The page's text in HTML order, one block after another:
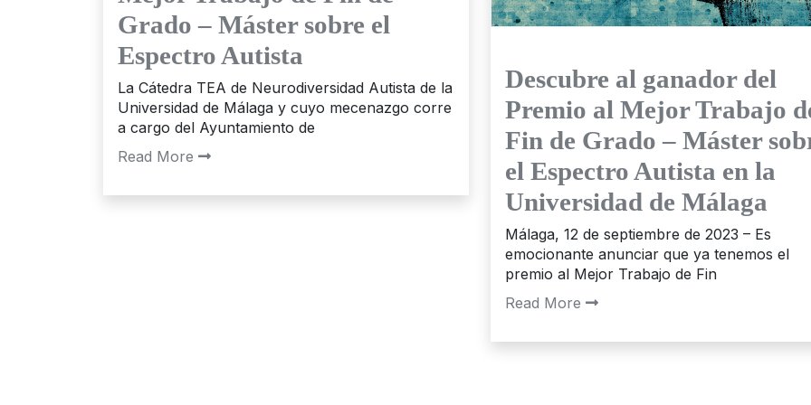
Descubre al ganador del
Premio al Mejor Trabajo
Fin de Grado – Máster
el Espectro Autista en la
Universidad de Málaga
Málaga, 12 de septiembre de 2023 – Es
emocionante anunciar que ya tenemos el
premio al Mejor Trabajo de Fin
Read More
Grado – Máster sobre el
Espectro Autista
La Cátedra TEA de Neurodiversidad Autista de la
Universidad de Málaga y cuyo mecenazgo corre
a cargo del Ayuntamiento de
Read More